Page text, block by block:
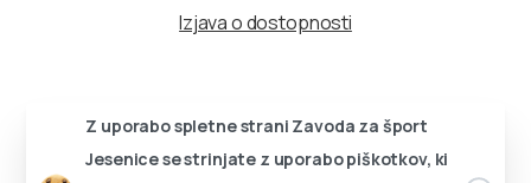
Izjava o dostopnosti
Z uporabo spletne strani Zavoda za šport
Jesenice se strinjate z uporabo piškotkov, ki